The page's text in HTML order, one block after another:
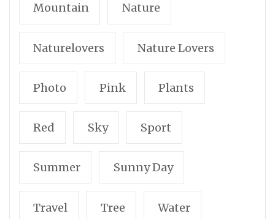
Mountain Nature
Naturelovers Nature Lovers
Photo Pink Plants
Red Sky Sport
Summer Sunny Day
Travel Tree Water